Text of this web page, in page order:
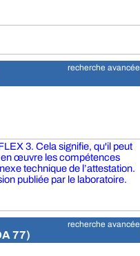
recherche avancée
3. Cela signifie, qu'il peut
œuvre les compétences
technique de l’attestation.
publiée par le laboratoire.
recherche avancée
77)